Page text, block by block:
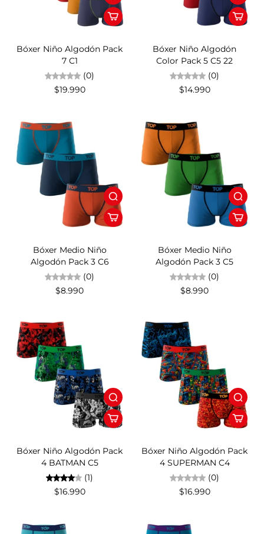
Bóxer Niño Algodón Pack
7 C1
(0)
$19.990
Bóxer Niño Algodón
Color Pack 5 C5 22
(0)
$14.990
Bóxer Medio Niño
Algodón Pack 3 C6
(0)
$8.990
Bóxer Medio Niño
Algodón Pack 3 C5
(0)
$8.990
Bóxer Niño Algodón Pack
4 BATMAN C5
(1)
$16.990
Bóxer Niño Algodón Pack
4 SUPERMAN C4
(0)
$16.990